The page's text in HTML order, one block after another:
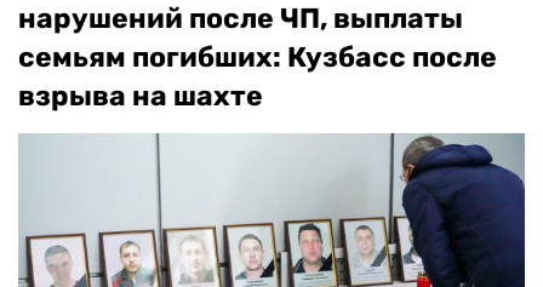
нарушений после ЧП, выплаты
семьям погибших: Кузбасс после
взрыва на шахте